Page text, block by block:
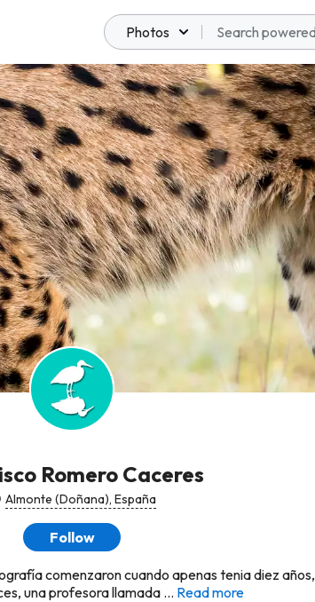
Photos
Romero Caceres
Almonte (Doñana), España
Follow
comenzaron cuando apenas tenia diez años,
una profesora llamada ... Read more